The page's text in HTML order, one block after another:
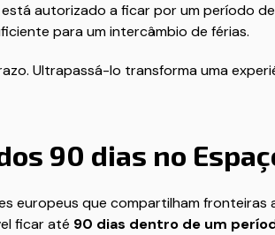
autorizado a ficar por um período
para um intercâmbio de férias.
Ultrapassá-lo transforma uma
90 dias no
europeus que compartilham fronteiras
ficar até 90 dias dentro de um